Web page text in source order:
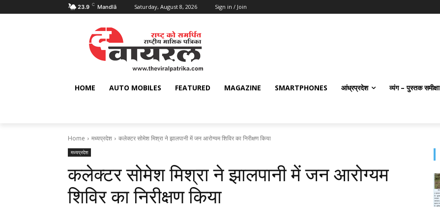
23.9 C Mandlā Saturday, August 8, 2026 Sign in / Join
HOME AUTO MOBILES FEATURED MAGAZINE SMARTPHONES आंध्रप्रदेश व्यंग – पुस्तक समीक्षा
Home मध्यप्रदेश कलेक्टर सोमेश मिश्रा ने झालपानी में जन आरोग्यम शिविर का निरीक्षण किया
मध्यप्रदेश
कलेक्टर सोमेश मिश्रा ने झालपानी में जन आरोग्यम
शिविर का निरीक्षण किया